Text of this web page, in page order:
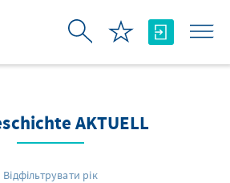
AKTUELL
Відфільтрувати рік